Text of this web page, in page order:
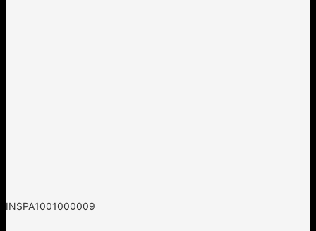
INSPA1001000009